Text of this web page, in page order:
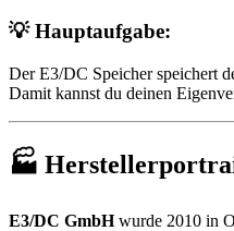
💡 Hauptaufgabe:
Der E3/DC Speicher speichert
Damit kannst du deinen
🏭
E3/DC GmbHwurde 2010 in